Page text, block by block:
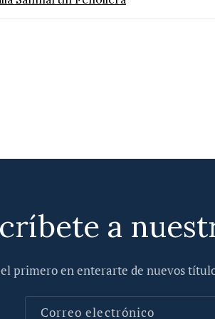
a
el primero en enterarte de nuevos
Correo electrónico